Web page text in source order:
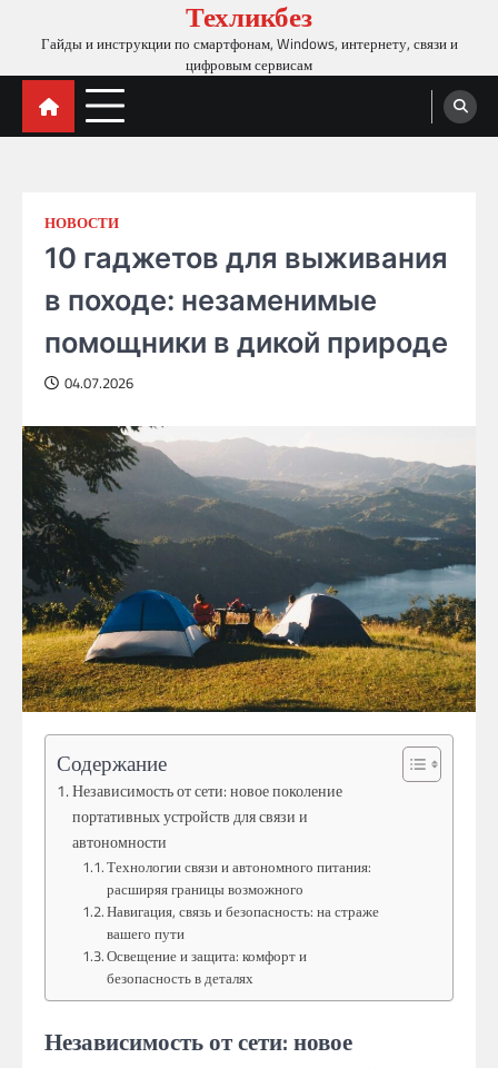
Техликбез
Гайды и инструкции по смартфонам, Windows, интернету, связи и
цифровым сервисам
НОВОСТИ
10 гаджетов для выживания
в походе: незаменимые
помощники в дикой природе
04.07.2026
Содержание
Независимость от сети: новое поколение
портативных устройств для связи и
автономности
Технологии связи и автономного питания:
расширяя границы возможного
Навигация, связь и безопасность: на страже
вашего пути
Освещение и защита: комфорт и
безопасность в деталях
Независимость от сети: новое